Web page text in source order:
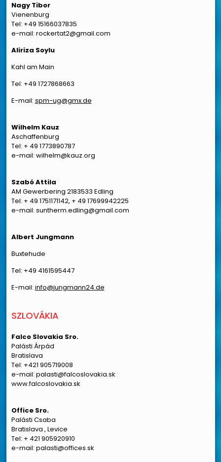
Nagy Tibor
Vienenburg
Tel: +49 15166037835
e-mail: rockertat2@gmail.com
Aliriza Soylu
Kahl am Main
Tel: +49 1727868663
E-mail: spm-ug@gmx.de
Wilhelm Kauz
Aschaffenburg
Tel: + 49 1773890787
e-mail: wilhelm@kauz.org
Szabó Attila
AM Gewerbering 2183533 Edling
Tel: + 49 1751171142, + 49 17699942225
e-mail: suntherm.edling@gmail.com
Albert Jungmann
Buxtehude
Tel: +49 4161595447
E-mail: info@jungmann24.de
SZLOVÁKIA
Falco Slovakia Sro.
Palásti Árpád
Bratislava
Tel: +421 905719008
e-mail: palasti@falcoslovakia.sk
www.falcoslovakia.sk
Office Sro.
Palásti Csaba
Bratislava , Levice
Tel: + 421 905920910
e-mail: palasti@offices.sk